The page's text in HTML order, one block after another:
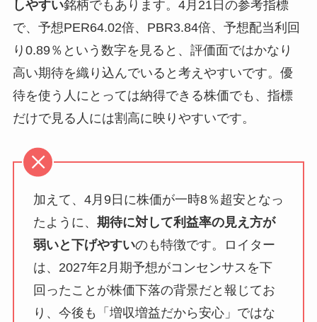
しやすい銘柄でもあります。4月21日の参考指標
で、予想PER64.02倍、PBR3.84倍、予想配当利回
り0.89％という数字を見ると、評価面ではかなり
高い期待を織り込んでいると考えやすいです。優
待を使う人にとっては納得できる株価でも、指標
だけで見る人には割高に映りやすいです。
加えて、4月9日に株価が一時8％超安となっ
たように、 期待に対して利益率の見え方が
弱いと下げやすいのも特徴です。ロイター
は、2027年2月期予想がコンセンサスを下
回ったことが株価下落の背景だと報じてお
り、今後も「増収増益だから安心」ではな